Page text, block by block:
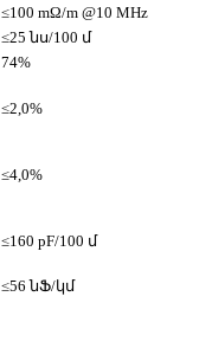
≤100 mΩ/m @10 MHz
≤25 նս/100 մ
74%
≤2,0%
≤4,0%
≤160 pF/100 մ
≤56 նՖ/կմ